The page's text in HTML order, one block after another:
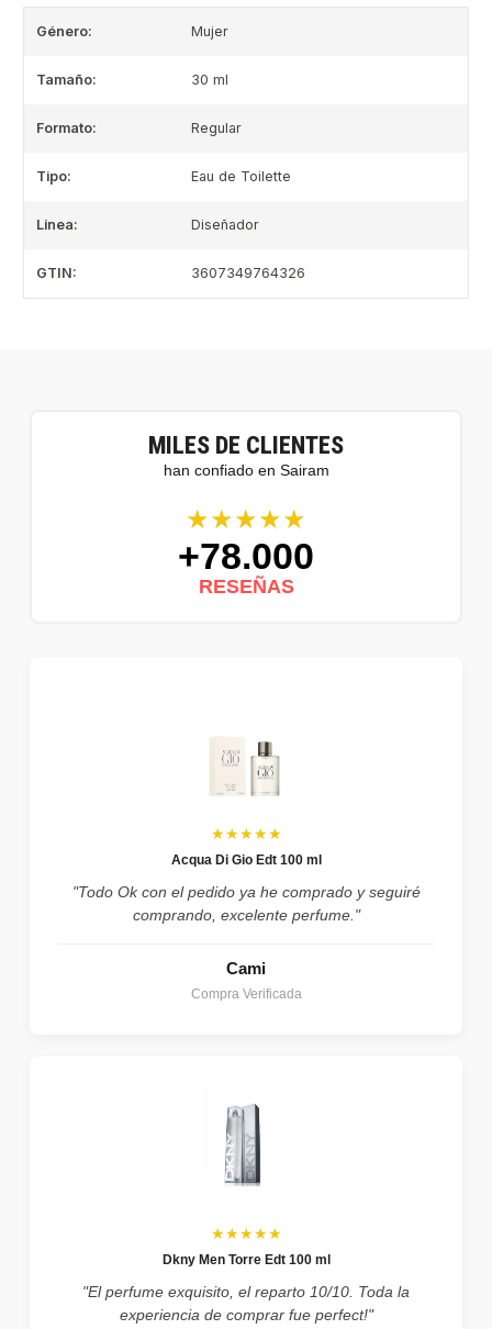
Género: Mujer
Tamaño: 30 ml
Formato: Regular
Tipo: Eau de Toilette
Linea: Diseñador
GTIN: 3607349764326
MILES DE CLIENTES
han confiado en Sairam
★★★★★
+78.000
RESEÑAS
★★★★★
Acqua Di Gio Edt 100 ml
"Todo Ok con el pedido ya he comprado y seguiré
comprando, excelente perfume."
Cami
Compra Verificada
★★★★★
Dkny Men Torre Edt 100 ml
"El perfume exquisito, el reparto 10/10. Toda la
experiencia de comprar fue perfect!"